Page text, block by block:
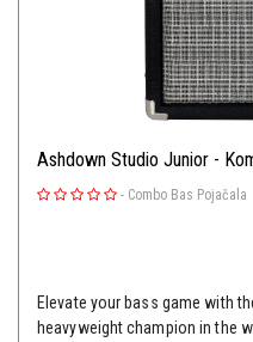
Ashdown Studio Junior -
- Combo Bas Pojačala
Elevate your bass game with
heavyweight champion in the